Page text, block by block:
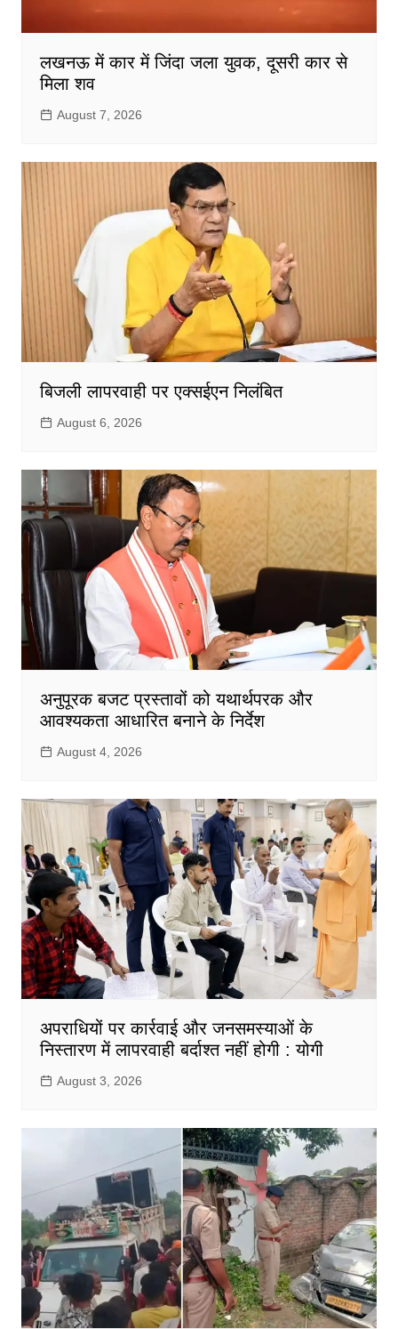
लखनऊ में कार में जिंदा जला युवक, दूसरी कार से
मिला शव
August 7, 2026
बिजली लापरवाही पर एक्सईएन निलंबित
August 6, 2026
अनुपूरक बजट प्रस्तावों को यथार्थपरक और
आवश्यकता आधारित बनाने के निर्देश
August 4, 2026
अपराधियों पर कार्रवाई और जनसमस्याओं के
निस्तारण में लापरवाही बर्दाश्त नहीं होगी : योगी
August 3, 2026